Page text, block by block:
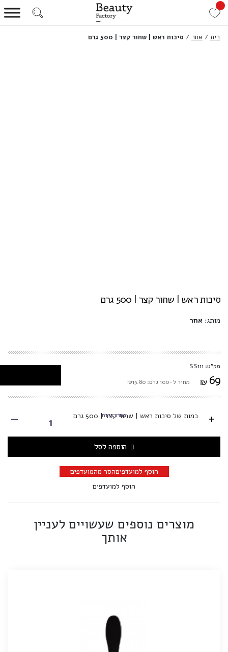
בית / אחר / סיכות ראש | שחור קצר | 500 גרם
סיכות ראש | שחור קצר | 500 גרם
מותג: אחר
מק"ט: SS111
₪ 69 מחיר ל-100 גרם: ₪13.80
+ כמות של סיכות ראש | שחור קצר | 500 גרם
בחרו כמות -
הוספה לסל
הוסף למועדפיםהסר מהמועדפים
הוסף למועדפים
מוצרים נוספים שעשויים לעניין
אותך